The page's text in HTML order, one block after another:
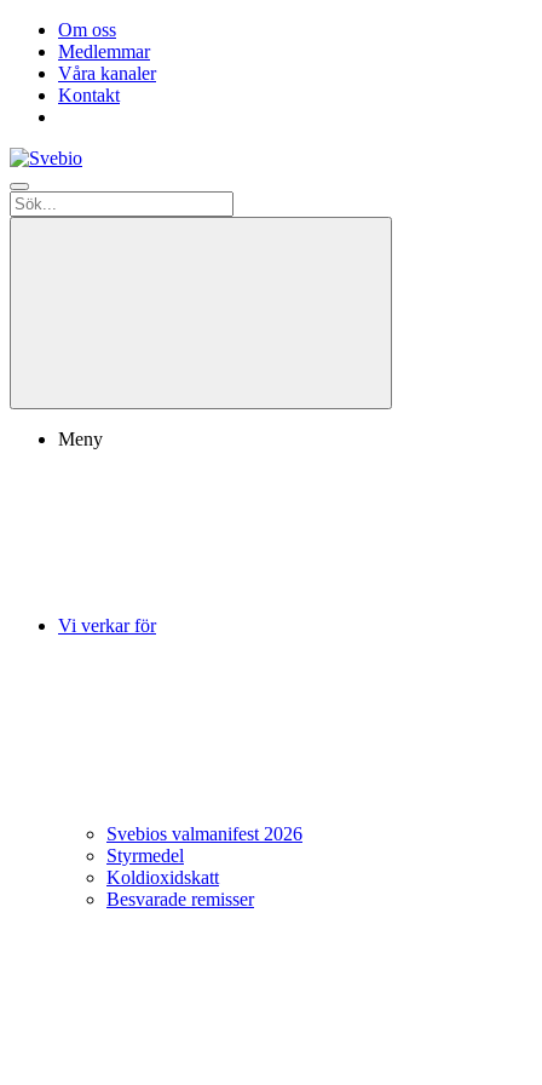
Om oss
Medlemmar
Våra kanaler
Kontakt
Meny
Vi verkar för
Svebios valmanifest 2026
Styrmedel
Koldioxidskatt
Besvarade remisser